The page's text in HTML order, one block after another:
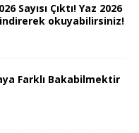
Sayısı Çıktı! Yaz 2026
indirerek okuyabilirsiniz!
Farklı Bakabilmektir